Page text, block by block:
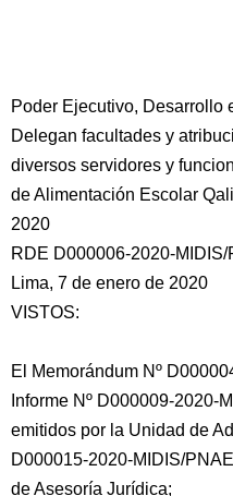
Poder Ejecutivo, Desarrollo
Delegan facultades y
diversos servidores y
de Alimentación Escolar
2020
RDE D000006-2020-
Lima, 7 de enero de 2020
VISTOS:
El Memorándum Nº
Informe Nº D000009-2020-
emitidos por la Unidad de
D000015-2020-MIDIS/
de Asesoría Jurídica;